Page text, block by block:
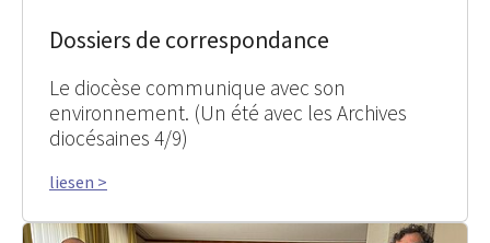
Dossiers de correspondance
Le diocèse communique avec son
environnement. (Un été avec les Archives
diocésaines 4/9)
liesen >